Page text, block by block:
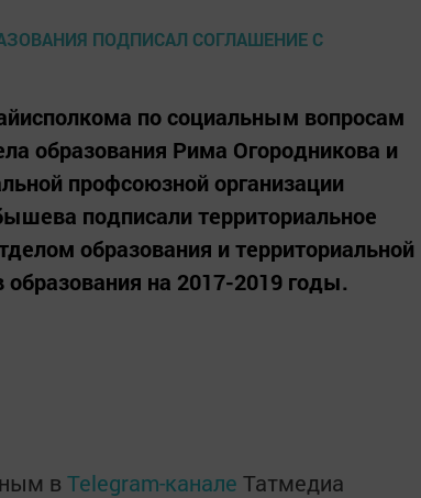
по социальным вопросам
образования Рима Огородникова и
профсоюзной организации
подписали территориальное
образования и территориальной
на 2017-2019 годы.
в Telegram-канале Татмедиа